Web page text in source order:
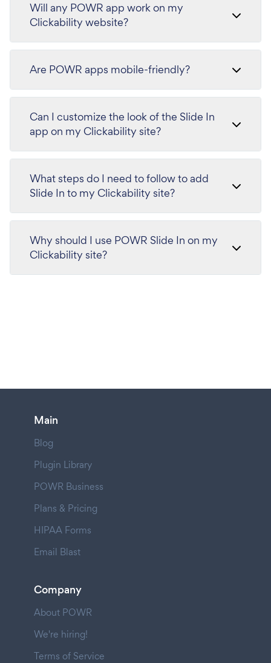
Will any POWR app work on my
Clickability website?
Are POWR apps mobile-friendly?
Can I customize the look of the Slide In
app on my Clickability site?
What steps do I need to follow to add
Slide In to my Clickability site?
Why should I use POWR Slide In on my
Clickability site?
Main
Blog
Plugin Library
POWR Business
Plans & Pricing
HIPAA Forms
Email Blast
Company
About POWR
We're hiring!
Terms of Service